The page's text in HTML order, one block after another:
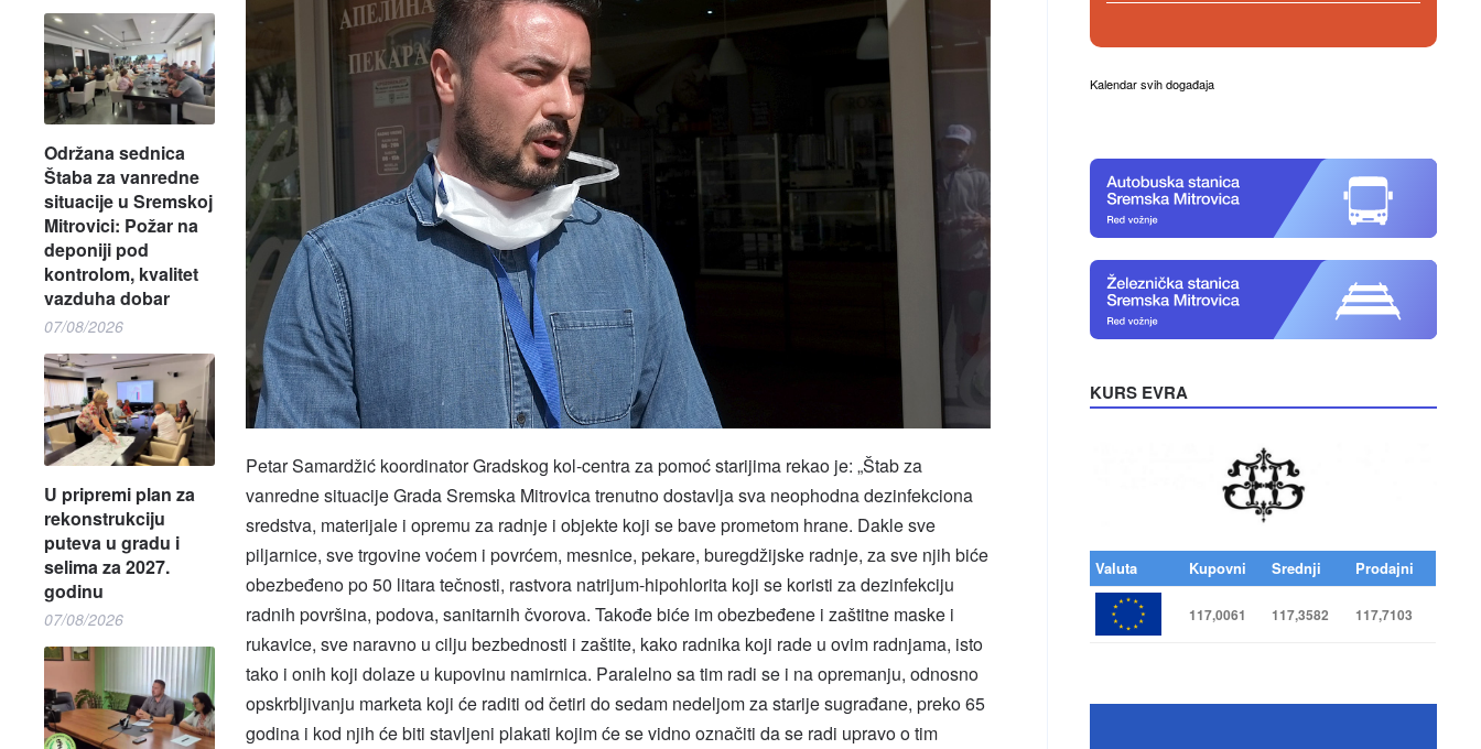
Održana sednica
Štaba za vanredne
situacije u Sremskoj
Mitrovici: Požar na
deponiji pod
kontrolom, kvalitet
vazduha dobar
07/08/2026
U pripremi plan za
rekonstrukciju
puteva u gradu i
selima za 2027.
godinu
07/08/2026
Petar Samardžić koordinator Gradskog kol-centra za pomoć starijima rekao je: „Štab za
vanredne situacije Grada Sremska Mitrovica trenutno dostavlja sva neophodna dezinfekciona
sredstva, materijale i opremu za radnje i objekte koji se bave prometom hrane. Dakle sve
piljarnice, sve trgovine voćem i povrćem, mesnice, pekare, buregdžijske radnje, za sve njih biće
obezbeđeno po 50 litara tečnosti, rastvora natrijum-hipohlorita koji se koristi za dezinfekciju
radnih površina, podova, sanitarnih čvorova. Takođe biće im obezbeđene i zaštitne maske i
rukavice, sve naravno u cilju bezbednosti i zaštite, kako radnika koji rade u ovim radnjama, isto
tako i onih koji dolaze u kupovinu namirnica. Paralelno sa tim radi se i na opremanju, odnosno
opskrbljivanju marketa koji će raditi od četiri do sedam nedeljom za starije sugrađane, preko 65
godina i kod njih će biti stavljeni plakati kojim će se vidno označiti da se radi upravo o tim
Kalendar svih događaja
KURS EVRA
Valuta Kupovni Srednji Prodajni
117,0061 117,3582 117,7103